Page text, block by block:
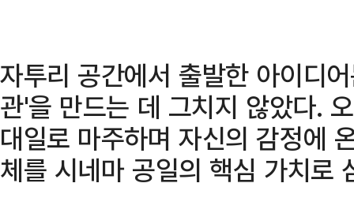
자투리 공간에서 출발한 아이디
관'을 만드는 데 그치지 않았다.
대일로 마주하며 자신의 감정에
체를 시네마 공일의 핵심 가치로